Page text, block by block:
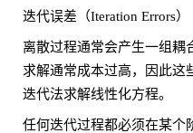
迭代误差（Iteration Errors）
离散过程通常会产生一组耦
求解通常成本过高，因此这
迭代法求解线性化方程。
任何迭代过程都必须在某个